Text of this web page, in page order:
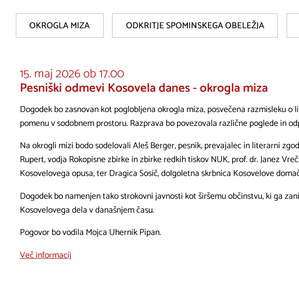
OKROGLA MIZA ODKRITJE SPOMINSKEGA OBELEŽJA
15. maj 2026 ob 17.00
Pesniški odmevi Kosovela danes - okrogla miza
Dogodek bo zasnovan kot poglobljena okrogla miza, posvečena razmisleku
pomenu v sodobnem prostoru. Razprava bo povezovala različne poglede in
Na okrogli mizi bodo sodelovali Aleš Berger, pesnik, prevajalec in literarni
Rupert, vodja Rokopisne zbirke in zbirke redkih tiskov NUK, prof. dr. Janez
Kosovelovega opusa, ter Dragica Sosič, dolgoletna skrbnica Kosovelove
Dogodek bo namenjen tako strokovni javnosti kot širšemu občinstvu, ki ga
Kosovelovega dela v današnjem času.
Pogovor bo vodila Mojca Uhernik Pipan.
Več informacij